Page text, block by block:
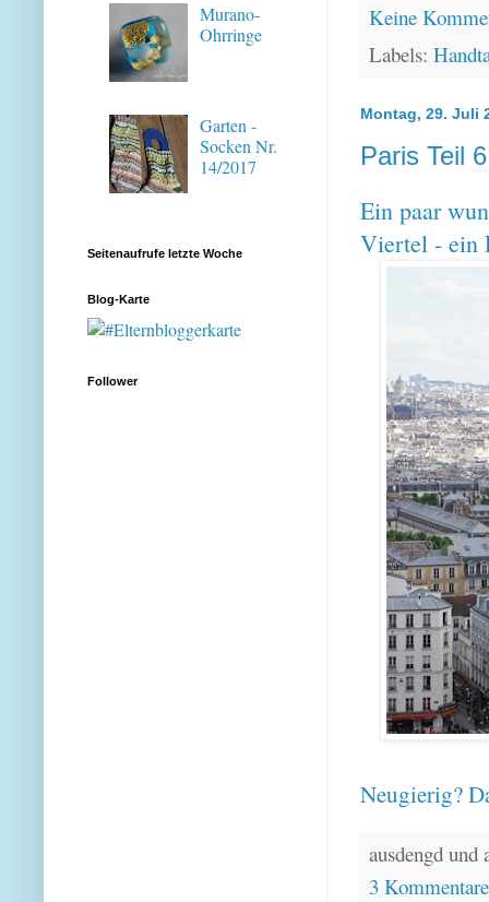
Keine
Labels:
Montag, 29. Juli
Paris Teil
Ein paar
Viertel - ein
Neugierig?
ausdengd
3
Murano-
Ohrringe
Garten -
Socken Nr.
14/2017
Seitenaufrufe letzte Woche
Blog-Karte
Follower